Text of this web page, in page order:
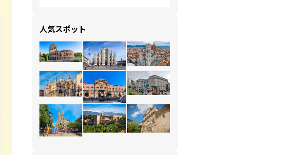
人気スポット